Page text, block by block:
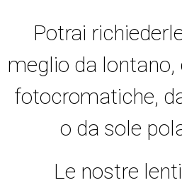
Potrai
meglio da lontano,
fotocromatiche,
o da sole
Le nostre